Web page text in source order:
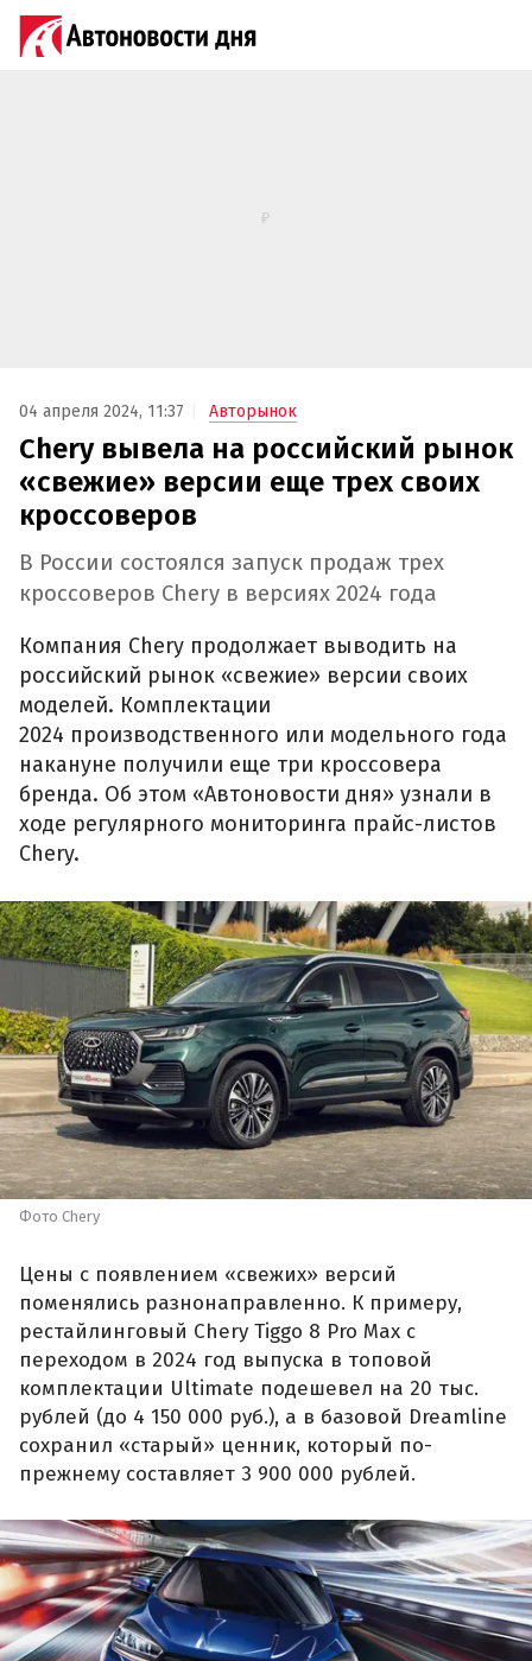
04 апреля 2024, 11:37 Авторынок
Chery вывела на российский рынок
«свежие» версии еще трех своих
кроссоверов
В России состоялся запуск продаж трех
кроссоверов Chery в версиях 2024 года
Компания Chery продолжает выводить на
российский рынок «свежие» версии своих
моделей. Комплектации
2024 производственного или модельного года
накануне получили еще три кроссовера
бренда. Об этом «Автоновости дня» узнали в
ходе регулярного мониторинга прайс-листов
Chery.
Фото Chery
Цены с появлением «свежих» версий
поменялись разнонаправленно. К примеру,
рестайлинговый Chery Tiggo 8 Pro Max с
переходом в 2024 год выпуска в топовой
комплектации Ultimate подешевел на 20 тыс.
рублей (до 4 150 000 руб.), а в базовой Dreamline
сохранил «старый» ценник, который по-
прежнему составляет 3 900 000 рублей.